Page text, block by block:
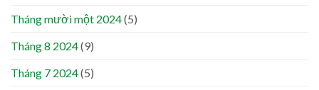
Tháng mười một 2024(5)
Tháng 8 2024(9)
Tháng 7 2024(5)